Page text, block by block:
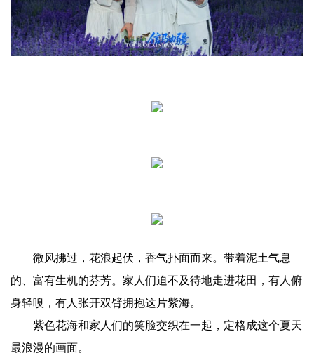
微风拂过，花浪起伏，香气扑面而来。带着泥土气息
的、富有生机的芬芳。家人们迫不及待地走进花田，有人俯
身轻嗅，有人张开双臂拥抱这片紫海。
紫色花海和家人们的笑脸交织在一起，定格成这个夏天
最浪漫的画面。